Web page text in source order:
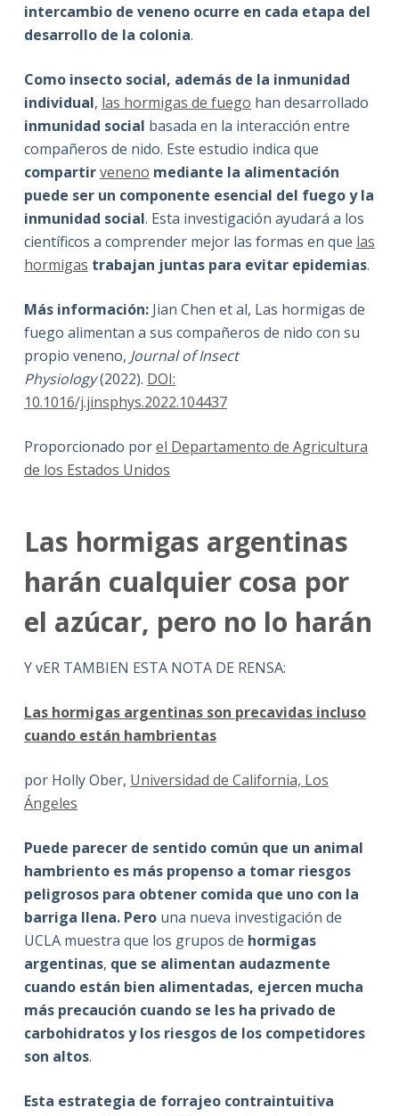
intercambio de veneno ocurre en cada etapa del
desarrollo de la colonia.
Como insecto social, además de la inmunidad
individual, las hormigas de fuego han desarrollado
inmunidad social basada en la interacción entre
compañeros de nido. Este estudio indica que
compartirveneno mediante la alimentación
puede ser un componente esencial del fuego y la
inmunidad social. Esta investigación ayudará a los
científicos a comprender mejor las formas en que las
hormigas trabajan juntas para evitar epidemias.
Más información:Jian Chen et al, Las hormigas de
fuego alimentan a sus compañeros de nido con su
propio veneno, Journal of Insect
Physiology(2022). DOI:
10.1016/j.jinsphys.2022.104437
Proporcionado porel Departamento de Agricultura
de los Estados Unidos
Las hormigas argentinas
harán cualquier cosa por
el azúcar, pero no lo harán
Y vER TAMBIEN ESTA NOTA DE RENSA:
Las hormigas argentinas son precavidas incluso
cuando están hambrientas
por Holly Ober, Universidad de California, Los
Ángeles
Puede parecer de sentido común que un animal
hambriento es más propenso a tomar riesgos
peligrosos para obtener comida que uno con la
barriga llena. Perouna nueva investigación de
UCLA muestra que los grupos de hormigas
argentinas, que se alimentan audazmente
cuando están bien alimentadas, ejercen mucha
más precaución cuando se les ha privado de
carbohidratos y los riesgos de los competidores
son altos.
Esta estrategia de forrajeo contraintuitiva